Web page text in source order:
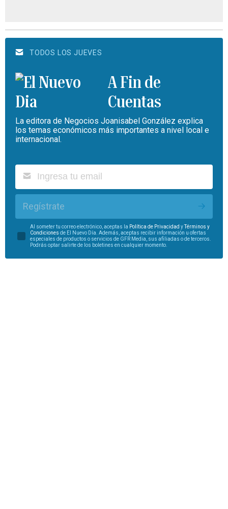
TODOS LOS JUEVES
A Fin de
Cuentas
La editora de Negocios Joanisabel González explica
los temas económicos más importantes a nivel local e
internacional.
Regístrate
Al someter tu correo electrónico, aceptas la Política de Privacidad yTérminos y
Condiciones de El Nuevo Día. Además, aceptas recibir información u ofertas
especiales de productos o servicios de GFR Media, sus afiliadas o de terceros.
Podrás optar salirte de los boletines en cualquier momento.